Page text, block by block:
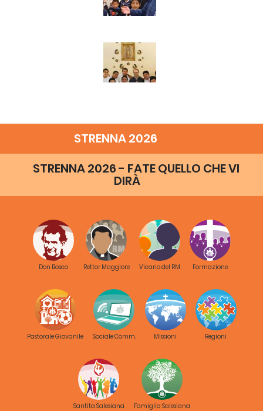
STRENNA 2026
STRENNA 2026 - FATE QUELLO CHE VI
DIRÀ
Don Bosco Rettor Maggiore Vicario del RM Formazione
Pastorale Giovanile Sociale Comm. Missioni Regioni
Santita Salesiana Famiglia Salesiana